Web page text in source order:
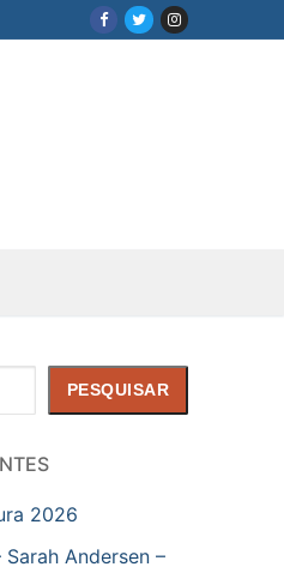
PESQUISAR
2026
Andersen –